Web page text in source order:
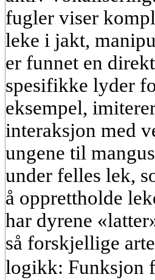
fugler viser
leke i jakt,
er funnet en
spesifikke lyder
eksempel,
interaksjon med
ungene til
under felles lek,
å opprettholde
har dyrene
så forskjellige
logikk: Funksjon